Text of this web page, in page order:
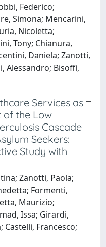
Federico;
Simona; Mencarini,
Nicoletta;
Tony; Chianura,
Daniela; Zanotti,
Alessandro; Bisoffi,
Services as
of the Low
Cascade
Seekers:
Study with
Zanotti, Paola;
Formenti,
Maurizio;
Issa; Girardi,
Castelli, Francesco;